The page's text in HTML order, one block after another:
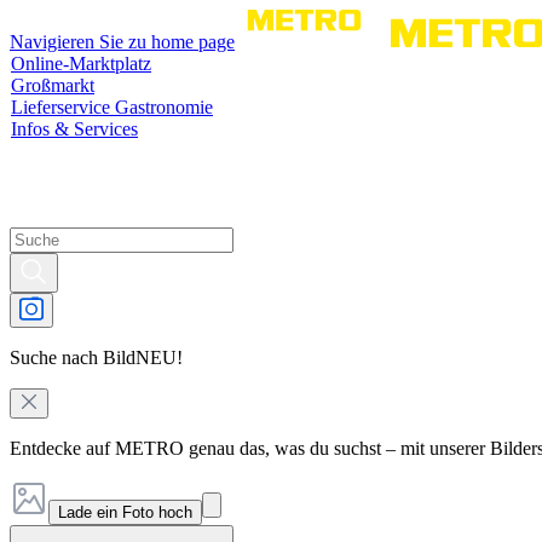
Navigieren Sie zu home page
Online-Marktplatz
Großmarkt
Lieferservice Gastronomie
Infos & Services
Suche nach BildNEU!
Entdecke auf METRO genau das, was du suchst – mit unserer
Lade ein Foto hoch